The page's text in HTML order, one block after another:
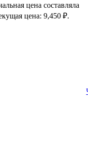
цена составляла
цена: 9,450 ₽.